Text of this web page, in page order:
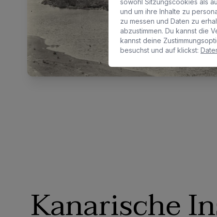
Kanarische
sowohl Sitzungscookies als
und um ihre Inhalte zu
zu messen und Daten zu
abzustimmen. Du kannst die
kannst deine
besuchst und auf klickst: